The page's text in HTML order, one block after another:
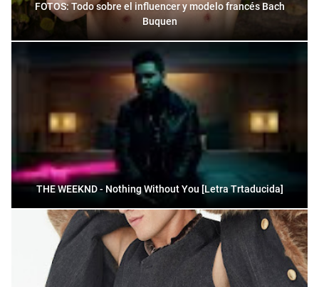
FOTOS: Todo sobre el influencer y modelo francés Bach
Buquen
THE WEEKND - Nothing Without You [Letra Trtaducida]